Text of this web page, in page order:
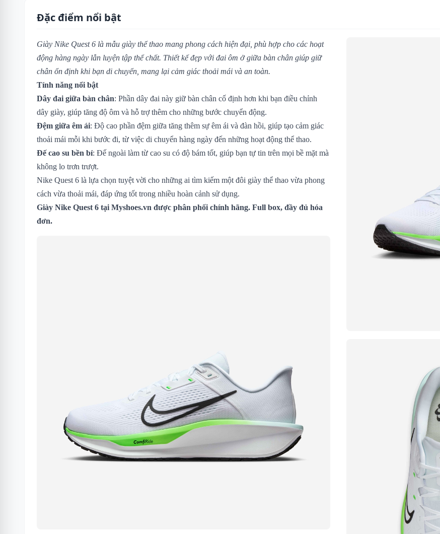
Đặc điểm nổi bật
Giày Nike Quest 6 là mẫu giày thể thao mang phong cách hiện đại, phù hợp cho các hoạt
động hàng ngày lẫn luyện tập thể chất. Thiết kế đẹp với đai ôm ở giữa bàn chân giúp giữ
chân ổn định khi bạn di chuyển, mang lại cảm giác thoải mái và an toàn.
Tính năng nổi bật
Dây đai giữa bàn chân: Phần dây đai này giữ bàn chân cố định hơn khi bạn điều chỉnh
dây giày, giúp tăng độ ôm và hỗ trợ thêm cho những bước chuyển động.
Đệm giữa êm ái: Độ cao phần đệm giữa tăng thêm sự êm ái và đàn hồi, giúp tạo cảm giác
thoải mái mỗi khi bước đi, từ việc di chuyển hàng ngày đến những hoạt động thể thao.
Đế cao su bền bỉ: Đế ngoài làm từ cao su có độ bám tốt, giúp bạn tự tin trên mọi bề mặt mà
không lo trơn trượt.
Nike Quest 6 là lựa chọn tuyệt vời cho những ai tìm kiếm một đôi giày thể thao vừa phong
cách vừa thoải mái, đáp ứng tốt trong nhiều hoàn cảnh sử dụng.
Giày Nike Quest 6 tại Myshoes.vn được phân phối chính hãng. Full box, đầy đủ hóa
đơn.